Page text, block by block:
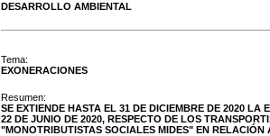
DESARROLLO AMBIENTAL
Tema:
EXONERACIONES
Resumen:
SE EXTIENDE HASTA EL 31 DE DICIEMBRE DE 2020 LA
22 DE JUNIO DE 2020, RESPECTO DE LOS
"MONOTRIBUTISTAS SOCIALES MIDES" EN